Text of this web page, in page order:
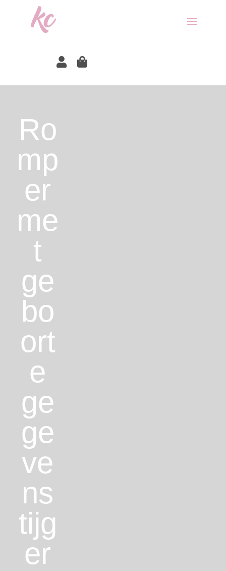
 
Ro
mp
er
me
t
ge
bo
ort
e
ge
ge
ve
ns
tijg
er